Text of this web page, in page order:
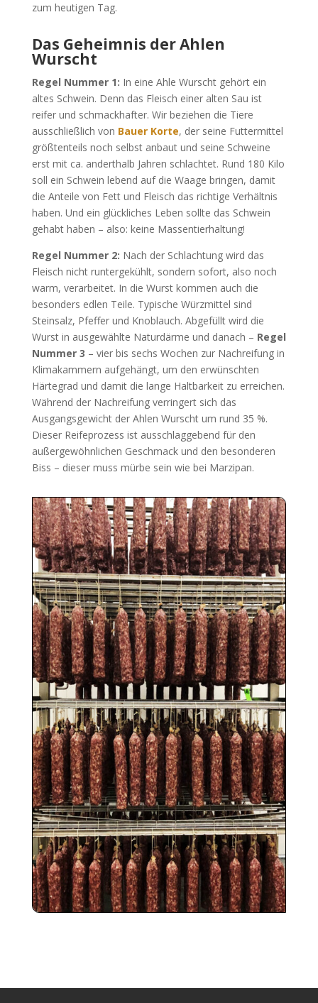
zum heutigen Tag.
Das Geheimnis der Ahlen
Wurscht
Regel Nummer 1: In eine Ahle Wurscht gehört ein
altes Schwein. Denn das Fleisch einer alten Sau ist
reifer und schmackhafter. Wir beziehen die Tiere
ausschließlich von Bauer Korte, der seine Futtermittel
größtenteils noch selbst anbaut und seine Schweine
erst mit ca. anderthalb Jahren schlachtet. Rund 180 Kilo
soll ein Schwein lebend auf die Waage bringen, damit
die Anteile von Fett und Fleisch das richtige Verhältnis
haben. Und ein glückliches Leben sollte das Schwein
gehabt haben – also: keine Massentierhaltung!
Regel Nummer 2: Nach der Schlachtung wird das
Fleisch nicht runtergekühlt, sondern sofort, also noch
warm, verarbeitet. In die Wurst kommen auch die
besonders edlen Teile. Typische Würzmittel sind
Steinsalz, Pfeffer und Knoblauch. Abgefüllt wird die
Wurst in ausgewählte Naturdärme und danach – Regel
Nummer 3 – vier bis sechs Wochen zur Nachreifung in
Klimakammern aufgehängt, um den erwünschten
Härtegrad und damit die lange Haltbarkeit zu erreichen.
Während der Nachreifung verringert sich das
Ausgangsgewicht der Ahlen Wurscht um rund 35 %.
Dieser Reifeprozess ist ausschlaggebend für den
außergewöhnlichen Geschmack und den besonderen
Biss – dieser muss mürbe sein wie bei Marzipan.